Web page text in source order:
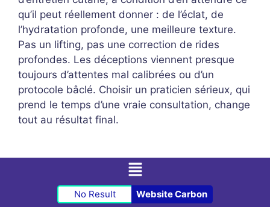
qu’il peut réellement donner : de l’éclat, de
l’hydratation profonde, une meilleure texture.
Pas un lifting, pas une correction de rides
profondes. Les déceptions viennent presque
toujours d’attentes mal calibrées ou d’un
protocole bâclé. Choisir un praticien sérieux, qui
prend le temps d’une vraie consultation, change
tout au résultat final.
No Result Website Carbon